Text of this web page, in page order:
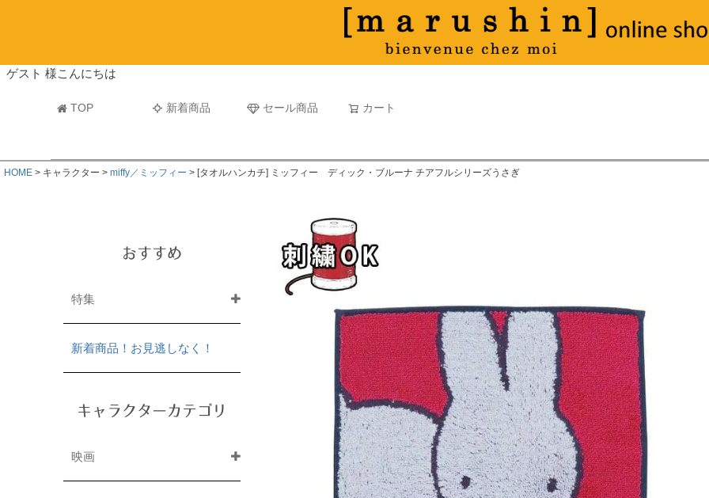
ゲスト 様こんにちは
TOP 新着商品 セール商品 カート
マフラータオル
並び順
新着順
古い順 価格が
HOME キャラクター miffy／ミッフィー [タオルハンカチ] ミッフィー ディック・ブルーナ チアフルシリーズうさぎ
おすすめ
特集
新着商品！お見逃しなく！
キャラクターカテゴリ
映画